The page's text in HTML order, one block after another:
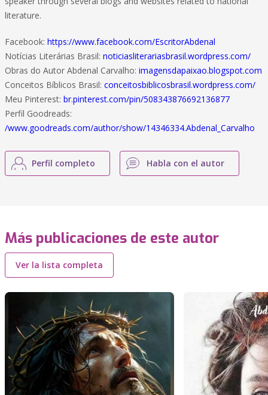
literature.
Facebook: https://www.facebook.com/EscritorAbdenal
Notícias Literárias Brasil: noticiasliterariasbrasil.wordpress.com/
Obras do Autor Abdenal Carvalho: imagensdapaixao.blogspot.com
Conceitos Bíblicos Brasil: conceitosbiblicosbrasil.wordpress.com/
Meu Pinterest: br.pinterest.com/pin/508343876692136877
Perfil Goodreads:
/www.goodreads.com/author/show/14346334.Abdenal_Carvalho
Perfil completo Habla con el autor
Más publicaciones de este autor
Ver la lista completa